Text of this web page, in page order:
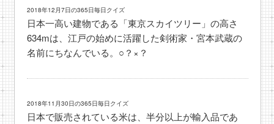
2018年12月7日の365日毎日クイズ
日本一高い建物である「東京スカイツリー」の高さ
634mは、江戸の始めに活躍した剣術家・宮本武蔵の
名前にちなんでいる。○？×？
2018年11月30日の365日毎日クイズ
日本で販売されている米は、半分以上が輸入品であ